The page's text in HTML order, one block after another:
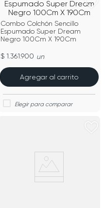
Combo Colchón Sencillo
Espumado Super Dream
Negro 100Cm X 190Cm
$ 1.361.900 un
Agregar al carrito